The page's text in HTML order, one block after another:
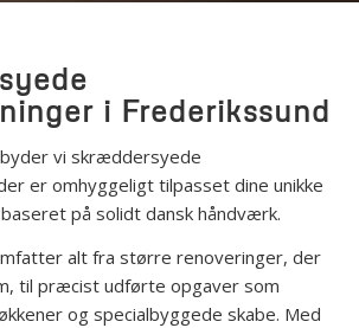
i Frederikssund
vi skræddersyede
er omhyggeligt tilpasset dine unikke
på solidt dansk håndværk.
alt fra større renoveringer, der
til præcist udførte opgaver som
og specialbyggede skabe. Med